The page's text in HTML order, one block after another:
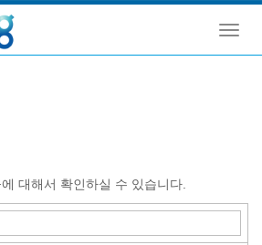
대해서 확인하실 수 있습니다.